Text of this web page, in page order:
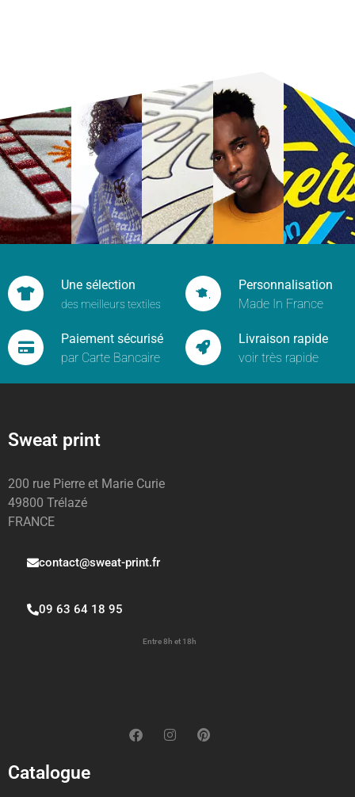
Une sélection
des meilleurs textiles
Personnalisation
Made In France
Paiement sécurisé
par Carte Bancaire
Livraison rapide
voir très rapide
Sweat print
200 rue Pierre et Marie Curie
49800 Trélazé
FRANCE
contact@sweat-print.fr
09 63 64 18 95
Entre 8h et 18h
Catalogue